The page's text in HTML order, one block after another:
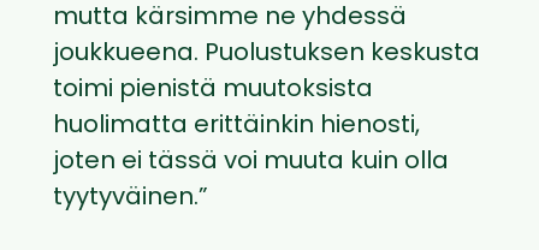
mutta kärsimme ne yhdessä
joukkueena. Puolustuksen keskusta
toimi pienistä muutoksista
huolimatta erittäinkin hienosti,
joten ei tässä voi muuta kuin olla
tyytyväinen.”